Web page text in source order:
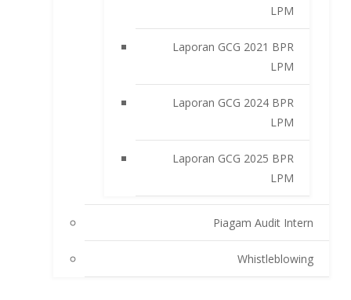
LPM
Laporan GCG 2021 BPR
LPM
Laporan GCG 2024 BPR
LPM
Laporan GCG 2025 BPR
LPM
Piagam Audit Intern
Whistleblowing